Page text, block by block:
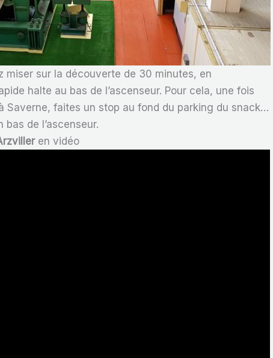
miser sur la découverte de 30 minutes, en
halte au bas de l’ascenseur. Pour cela, une fois
Saverne, faites un stop au fond du parking du snack…
de l’ascenseur.
en vidéo